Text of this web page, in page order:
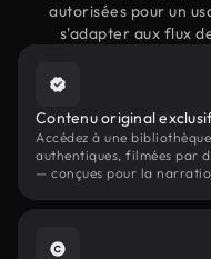
autorisées pour un
s'adapter aux flux
Contenu original
Accédez à une
authentiques, filmées par
— conçues pour la